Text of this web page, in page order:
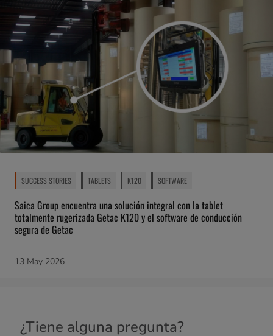
SUCCESS STORIES TABLETS K120 SOFTWARE
Saica Group encuentra una solución integral con la tablet
totalmente rugerizada Getac K120 y el software de conducción
segura de Getac
13 May 2026
¿Tiene alguna pregunta?